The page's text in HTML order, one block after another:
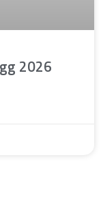
2026